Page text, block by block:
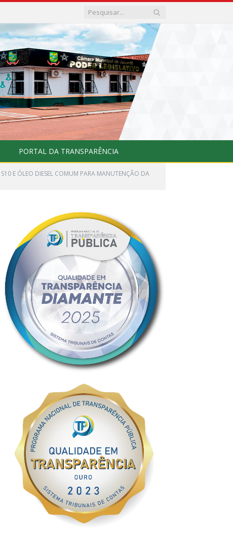
PORTAL DA TRANSPARÊNCIA
E ÓLEO DIESEL COMUM PARA MANUTENÇÃO DA